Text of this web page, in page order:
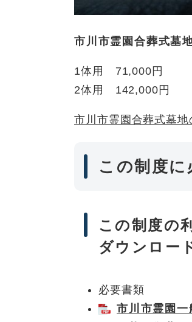
市川市霊園合葬式墓
1体用 71,000円
2体用 142,000円
市川市霊園合葬式墓地
この制度に
この制度の
ダウンロー
必要書類
市川市霊園